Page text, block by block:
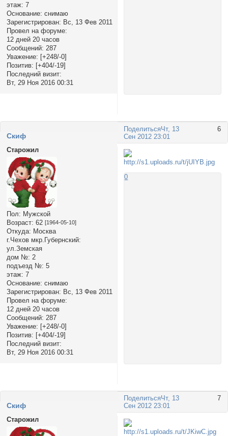
этаж: 7
Основание: снимаю
Зарегистрирован: Вс, 13 Фев 2011
Провел на форуме:
12 дней 20 часов
Сообщений: 287
Уважение: [+248/-0]
Позитив: [+404/-19]
Последний визит:
Вт, 29 Ноя 2016 00:31
Поделиться 6
Чт, 13
Сен 2012 23:01
Cкиф
Старожил
Пол: Мужской
Возраст: 62 [1964-05-10]
Откуда: Москва
г.Чехов мкр.Губернский:
ул.Земская
дом №: 2
подъезд №: 5
этаж: 7
Основание: снимаю
Зарегистрирован: Вс, 13 Фев 2011
Провел на форуме:
12 дней 20 часов
Сообщений: 287
Уважение: [+248/-0]
Позитив: [+404/-19]
Последний визит:
Вт, 29 Ноя 2016 00:31
0
Поделиться 7
Чт, 13
Сен 2012 23:01
Cкиф
Старожил